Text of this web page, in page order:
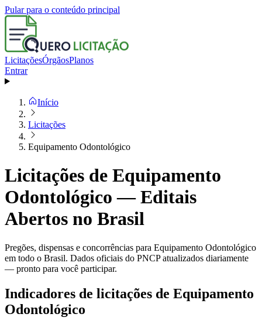
Pular para o conteúdo principal
LicitaçõesÓrgãosPlanos
Entrar
Início
Licitações
Equipamento Odontológico
Licitações de Equipamento
Odontológico — Editais
Abertos no Brasil
Pregões, dispensas e concorrências para Equipamento Odontológico
em todo o Brasil. Dados oficiais do PNCP atualizados diariamente
— pronto para você participar.
Indicadores de licitações de Equipamento
Odontológico